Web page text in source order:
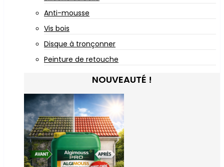
Anti-mousse
Vis bois
Disque à tronçonner
Peinture de retouche
NOUVEAUTÉ !